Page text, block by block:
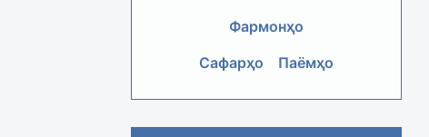
Фармонҳо
Сафарҳо
Паёмҳо